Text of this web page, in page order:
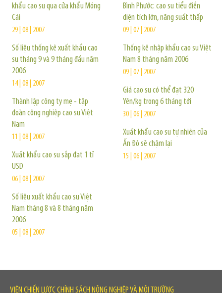
khẩu cao su qua cửa khẩu Móng
Cái
29 | 08 | 2007
Số liệu thống kê xuất khẩu cao
su tháng 9 và 9 tháng đầu năm
2006
14 | 08 | 2007
Thành lập công ty mẹ - tập
đoàn công nghiệp cao su Việt
Nam
11 | 08 | 2007
Xuất khẩu cao su sắp đạt 1 tỉ
USD
06 | 08 | 2007
Số liệu xuất khẩu cao su Việt
Nam tháng 8 và 8 tháng năm
2006
05 | 08 | 2007
Bình Phước: cao su tiểu điền
diện tích lớn, năng suất thấp
09 | 07 | 2007
Thống kê nhập khẩu cao su Việt
Nam 8 tháng năm 2006
09 | 07 | 2007
Giá cao su có thể đạt 320
Yên/kg trong 6 tháng tới
30 | 06 | 2007
Xuất khẩu cao su tự nhiên của
Ấn Đô sẽ chậm lại
15 | 06 | 2007
VIỆN CHIẾN LƯỢC CHÍNH SÁCH NÔNG NGHIỆP VÀ MÔI TRƯỜNG